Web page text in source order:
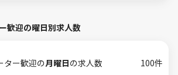
歓迎の曜日別求人数
ター歓迎の月曜日の求人数
100件